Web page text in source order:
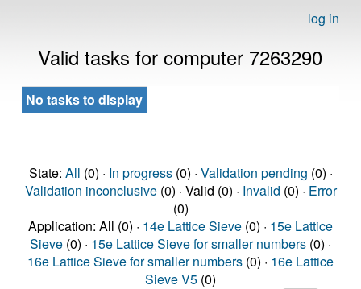
log in
Valid tasks for computer 7263290
No tasks to display
State: All (0) · In progress(0) · Validation pending (0) ·
Validation inconclusive(0) · Valid (0) · Invalid (0) · Error
(0)
Application: All (0) · 14e Lattice Sieve (0) · 15e Lattice
Sieve (0) · 15e Lattice Sieve for smaller numbers (0) ·
16e Lattice Sieve for smaller numbers (0) · 16e Lattice
Sieve V5 (0)